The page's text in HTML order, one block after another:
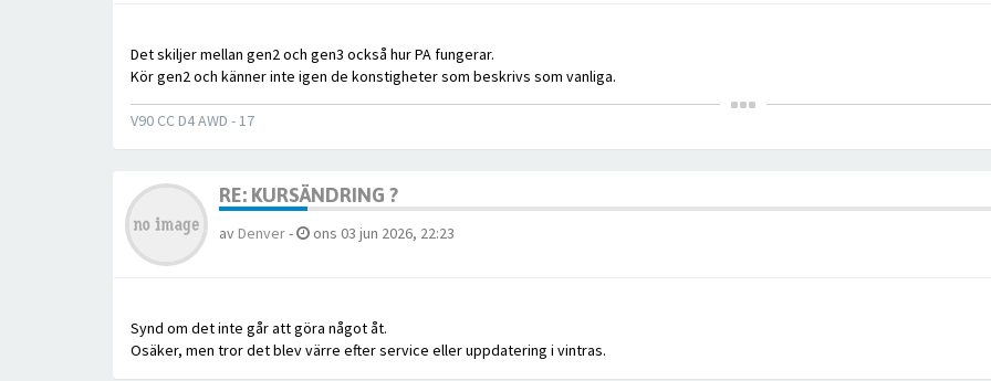
Det skiljer mellan gen2 och gen3 också hur PA fungerar.
Kör gen2 och känner inte igen de konstigheter som beskrivs som vanliga.
V90 CC D4 AWD - 17
RE: KURSÄNDRING ?
av Denver- ons 03 jun 2026, 22:23
Synd om det inte går att göra något åt.
Osäker, men tror det blev värre efter service eller uppdatering i vintras.